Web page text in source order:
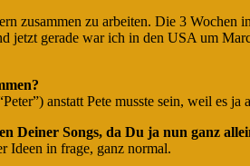
zusammen zu arbeiten. Die 3
jetzt gerade war ich in den USA um
anstatt Pete musste sein, weil es ja
Deiner Songs, da Du ja nun ganz
Ideen in frage, ganz normal.